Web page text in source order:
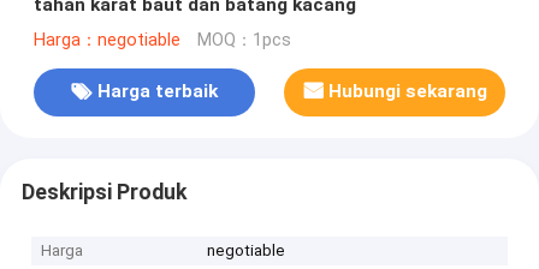
tahan karat baut dan batang kacang
Harga：negotiable MOQ：1pcs
Harga terbaik Hubungi sekarang
Deskripsi Produk
Harga
negotiable